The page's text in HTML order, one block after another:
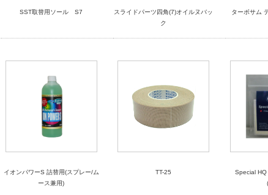
SST取替用ソール S7
スライドパーツ四角(7)オイルヌバッ
ク
ターボサム
イオンパワーS 詰替用(スプレー/ム
ース兼用)
TT-25
Special HQ